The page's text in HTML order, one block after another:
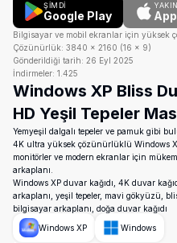
ŞİMDİ
Google Play
Bilgisayar ve mobil ekranlar için yüksek
Çözünürlük: 3840 × 2160 (16 × 9)
Gönderildiği tarih: 26 Eyl 2025
İndirmeler: 1.425
Windows XP Bliss
HD Yeşil Tepeler
Yemyeşil dalgalı tepeler ve pamuk gibi
4K ultra yüksek çözünürlüklü Windows
monitörler ve modern ekranlar için
arkaplanı.
Windows XP duvar kağıdı, 4K duvar
arkaplanı, yeşil tepeler, mavi gökyüzü,
bilgisayar arkaplanı, doğa duvar kağıdı
Windows XP
Windows